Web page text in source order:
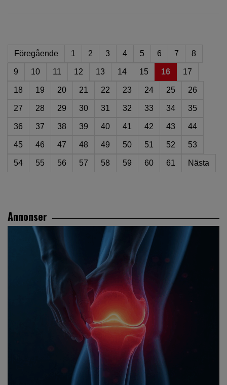
Föregående 1 2 3 4 5 6 7 8
9 10 11 12 13 14 15 16 17
18 19 20 21 22 23 24 25 26
27 28 29 30 31 32 33 34 35
36 37 38 39 40 41 42 43 44
45 46 47 48 49 50 51 52 53
54 55 56 57 58 59 60 61 Nästa
Annonser